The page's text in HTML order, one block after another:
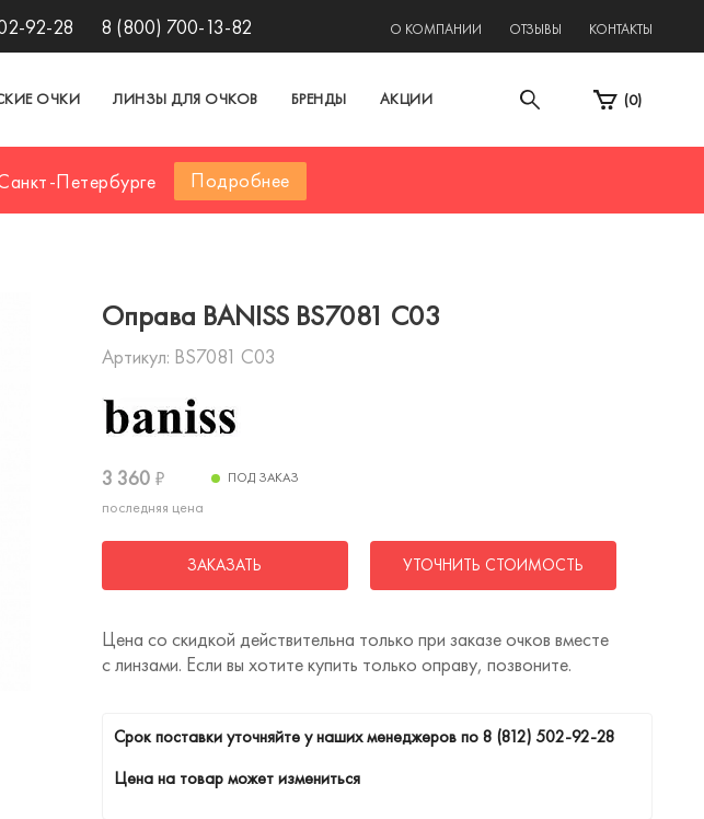
92-28 8 (800) 700-13-82 О КОМПАНИИ ОТЗЫВЫ КОНТАКТЫ
ОЧКИ ЛИНЗЫ ДЛЯ ОЧКОВ БРЕНДЫ АКЦИИ (0)
Петербурге Подробнее
Оправа BANISS BS7081 C03
Артикул: BS7081 C03
3 360 ₽
последняя цена
ПОД ЗАКАЗ
ЗАКАЗАТЬ УТОЧНИТЬ СТОИМОСТЬ
Цена со скидкой действительна только при заказе очков вместе
с линзами. Если вы хотите купить только оправу, позвоните.
Cрок поставки уточняйте у наших менеджеров по8 (812) 502-92-28
Цена на товар может измениться